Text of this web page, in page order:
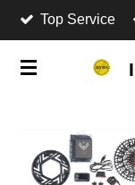
Zum
Hauptinhalt
springen
Top Service